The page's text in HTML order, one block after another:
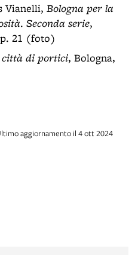
Vianelli, Bologna per la
. Seconda serie,
21 (foto)
città di portici, Bologna,
aggiornamento il 4 ott 2024